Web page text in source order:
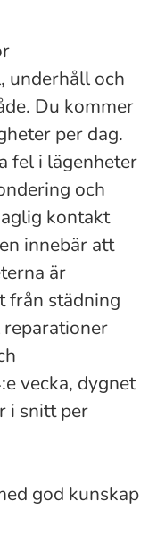
underhåll och
Du kommer
per dag.
fel i lägenheter
och
kontakt
innebär att
är
från städning
vecka, dygnet
i snitt per
god kunskap